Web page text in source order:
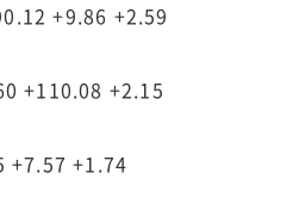
+9.86 +2.59
+110.08 +2.15
+7.57 +1.74